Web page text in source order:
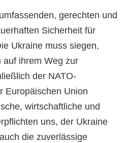
gerechten und
Sicherheit für
Ukraine muss siegen,
auf ihrem Weg zur
der NATO-
Europäischen Union
wirtschaftliche und
uns, der Ukraine
die zuverlässige